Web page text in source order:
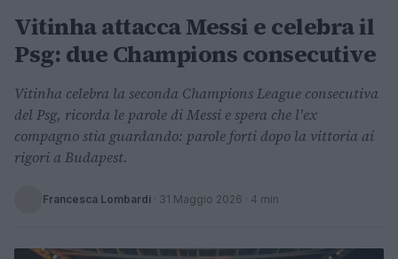
Vitinha attacca Messi e celebra il
Psg: due Champions consecutive
Vitinha celebra la seconda Champions League consecutiva
del Psg, ricorda le parole di Messi e spera che l'ex
compagno stia guardando: parole forti dopo la vittoria ai
rigori a Budapest.
Francesca Lombardi · 31 Maggio 2026 · 4 min